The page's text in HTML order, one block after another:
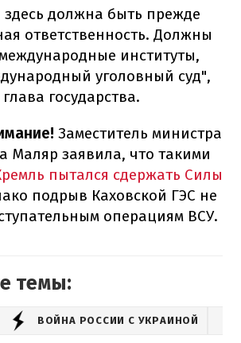
должна быть прежде
ответственность. Должны
институты,
уголовный суд",
государства.
Заместитель министра
Маляр заявила, что такими
пытался сдержать Силы
подрыв Каховской ГЭС не
операциям ВСУ.
темы:
ВОЙНА РОССИИ С УКРАИНОЙ